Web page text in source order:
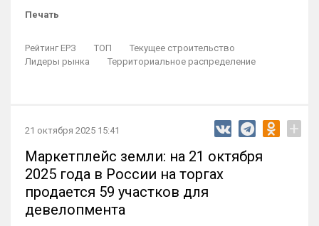
Печать
Рейтинг ЕРЗ ТОП
Текущее строительство
Лидеры рынка
Территориальное распределение
21 октября 2025 15:41 +
Маркетплейс земли: на 21 октября
2025 года в России на торгах
продается 59 участков для
девелопмента